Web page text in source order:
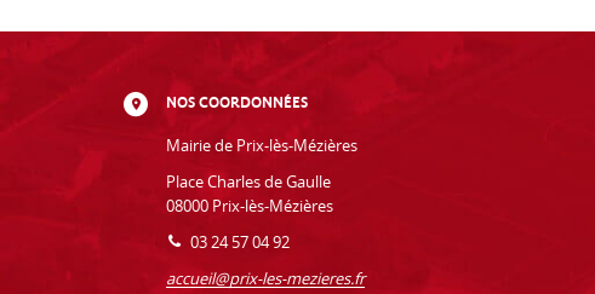
NOS COORDONNÉES
Mairie de Prix-lès-Mézières
Place Charles de Gaulle
08000 Prix-lès-Mézières
03 24 57 04 92
accueil@prix-les-mezieres.fr